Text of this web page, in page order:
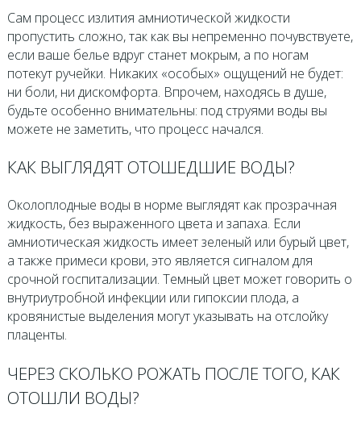
Сам процесс излития амниотической жидкости
пропустить сложно, так как вы непременно почувствуете,
если ваше белье вдруг станет мокрым, а по ногам
потекут ручейки. Никаких «особых» ощущений не будет:
ни боли, ни дискомфорта. Впрочем, находясь в душе,
будьте особенно внимательны: под струями воды вы
можете не заметить, что процесс начался.
КАК ВЫГЛЯДЯТ ОТОШЕДШИЕ ВОДЫ?
Околоплодные воды в норме выглядят как прозрачная
жидкость, без выраженного цвета и запаха. Если
амниотическая жидкость имеет зеленый или бурый цвет,
а также примеси крови, это является сигналом для
срочной госпитализации. Темный цвет может говорить о
внутриутробной инфекции или гипоксии плода, а
кровянистые выделения могут указывать на отслойку
плаценты.
ЧЕРЕЗ СКОЛЬКО РОЖАТЬ ПОСЛЕ ТОГО, КАК
ОТОШЛИ ВОДЫ?